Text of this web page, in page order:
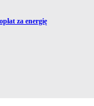
za energię